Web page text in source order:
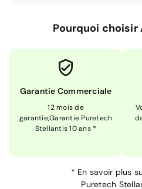
Pourquoi choisir
Garantie Commerciale
12 mois de
garantie,Garantie Puretech
Stellantis 10 ans *
* En savoir plus
Puretech